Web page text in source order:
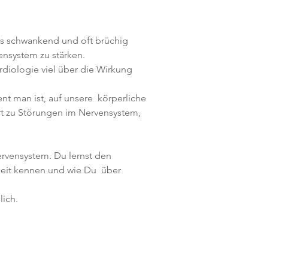
schwankend und oft brüchig
zu stärken.
viel über die Wirkung
man ist, auf unsere  körperliche
zu Störungen im Nervensystem,
Du lernst den
kennen und wie Du  über